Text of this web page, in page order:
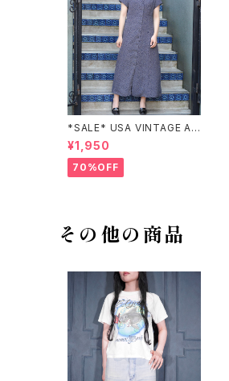
*SALE* USA VINTAGE AN
NEX HALF SLEEVE FLOW
ER PATTERNED ONE PIEC
E/アメリカ古着半袖花柄ワン
ピース
¥1,950
70%OFF
その他の商品